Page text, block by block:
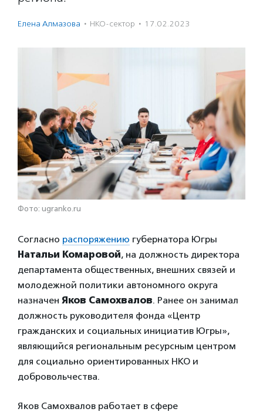
Елена Алмазова · НКО-сектор · 17.02.2023
Фото: ugranko.ru
Согласно распоряжению губернатора Югры
Натальи Комаровой, на должность директора
департамента общественных, внешних связей и
молодежной политики автономного округа
назначен Яков Самохвалов. Ранее он занимал
должность руководителя фонда «Центр
гражданских и социальных инициатив Югры»,
являющийся региональным ресурсным центром
для социально ориентированных НКО и
добровольчества.
Яков Самохвалов работает в сфере